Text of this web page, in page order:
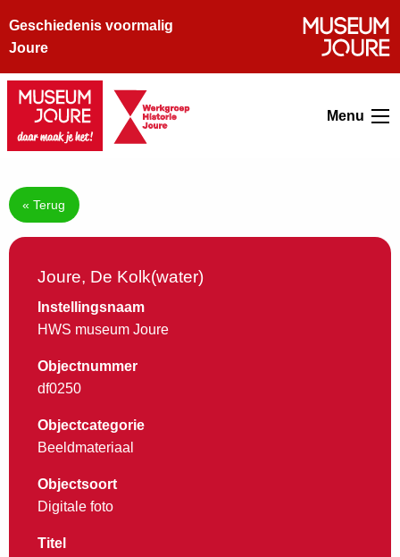
Geschiedenis voormalig
Joure
Menu
« Terug
Joure, De Kolk(water)
Instellingsnaam
HWS museum Joure
Objectnummer
df0250
Objectcategorie
Beeldmateriaal
Objectsoort
Digitale foto
Titel